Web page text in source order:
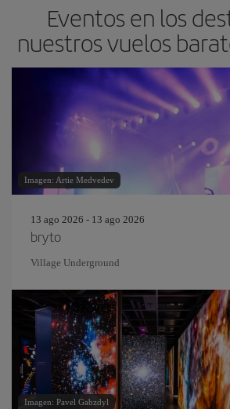
Eventos en los
nuestros vuelos
Imagen: Artie Medvedev
13 ago 2026 - 13 ago 2026
bryto
Village Underground
Imagen: Pavel Gabzdyl